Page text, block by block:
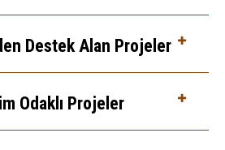
Destek Alan Projeler
Odaklı Projeler